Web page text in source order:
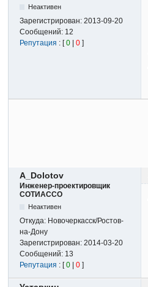
Неактивен
Зарегистрирован:2013-09-20
Сообщений: 12
Репутация : [0 |0 ]
A_Dolotov
Инженер-проектировщик
СОТИАССО
Неактивен
Откуда: Новочеркасск/Ростов-
на-Дону
Зарегистрирован:2014-03-20
Сообщений: 13
Репутация : [0 |0 ]